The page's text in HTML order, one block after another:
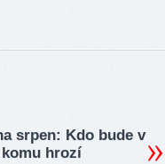
srpen: Kdo bude v
hrozí